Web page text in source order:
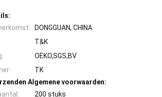
DONGGUAN, CHINA
T&K
OEKO,SGS,BV
TK
Algemene voorwaarden:
200 stuks